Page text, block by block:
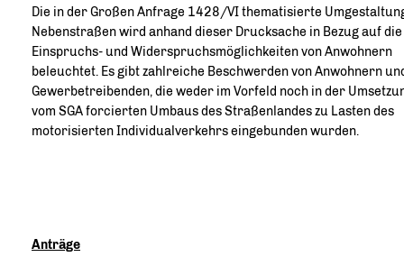
Die in der Großen Anfrage 1428/VI thematisierte
Nebenstraßen wird anhand dieser Drucksache in Bezug auf die
Einspruchs- und Widerspruchsmöglichkeiten von Anwohnern
beleuchtet. Es gibt zahlreiche Beschwerden von Anwohnern
Gewerbetreibenden, die weder im Vorfeld noch in der
vom SGA forcierten Umbaus des Straßenlandes zu Lasten des
motorisierten Individualverkehrs eingebunden wurden.
Anträge